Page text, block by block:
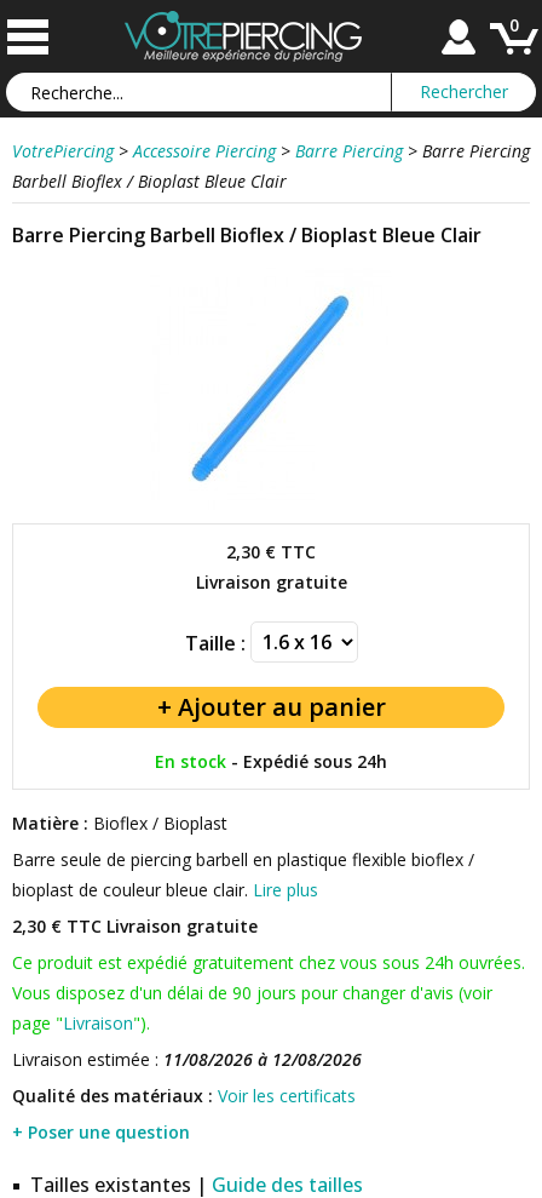
0
VotrePiercing > Accessoire Piercing > Barre Piercing > Barre Piercing
Barbell Bioflex / Bioplast Bleue Clair
Barre Piercing Barbell Bioflex / Bioplast Bleue Clair
2,30 € TTC
Livraison gratuite
Taille :
En stock - Expédié sous 24h
Matière : Bioflex / Bioplast
Barre seule de piercing barbell en plastique flexible bioflex /
bioplast de couleur bleue clair. Lire plus
2,30 € TTC Livraison gratuite
Ce produit est expédié gratuitement chez vous sous 24h ouvrées.
Vous disposez d'un délai de 90 jours pour changer d'avis (voir
page "Livraison").
Livraison estimée : 11/08/2026 à 12/08/2026
Qualité des matériaux : Voir les certificats
+ Poser une question
Tailles existantes | Guide des tailles